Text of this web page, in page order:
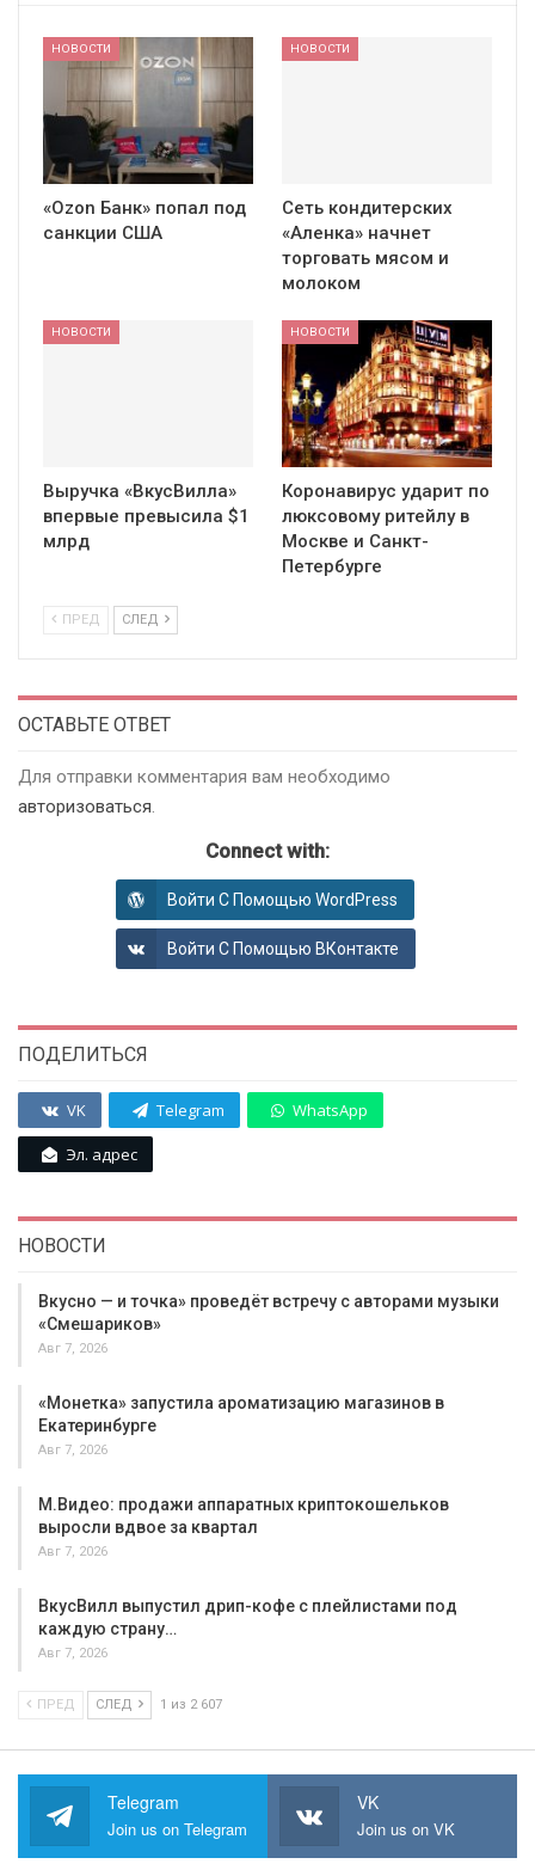
НОВОСТИ
«Ozon Банк» попал под
санкции США
НОВОСТИ
Сеть кондитерских
«Аленка» начнет
торговать мясом и
молоком
НОВОСТИ
Выручка «ВкусВилла»
впервые превысила $1
млрд
НОВОСТИ
Коронавирус ударит по
люксовому ритейлу в
Москве и Санкт-
Петербурге
ПРЕД СЛЕД
ОСТАВЬТЕ ОТВЕТ
Для отправки комментария вам необходимо
авторизоваться.
Connect with:
Войти С Помощью WordPress
Войти С Помощью ВКонтакте
ПОДЕЛИТЬСЯ
VK Telegram WhatsApp
Эл. адрес
НОВОСТИ
Вкусно — и точка» проведёт встречу с авторами музыки
«Смешариков»
Авг 7, 2026
«Монетка» запустила ароматизацию магазинов в
Екатеринбурге
Авг 7, 2026
М.Видео: продажи аппаратных криптокошельков
выросли вдвое за квартал
Авг 7, 2026
ВкусВилл выпустил дрип-кофе с плейлистами под
каждую страну…
Авг 7, 2026
ПРЕД СЛЕД 1 из 2 607
Telegram
Join us on Telegram
VK
Join us on VK